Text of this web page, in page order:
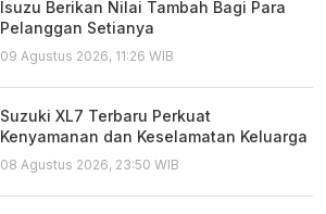
Isuzu Berikan Nilai Tambah Bagi Para
Pelanggan Setianya
09 Agustus 2026, 11:26 WIB
Suzuki XL7 Terbaru Perkuat
Kenyamanan dan Keselamatan Keluarga
08 Agustus 2026, 23:50 WIB